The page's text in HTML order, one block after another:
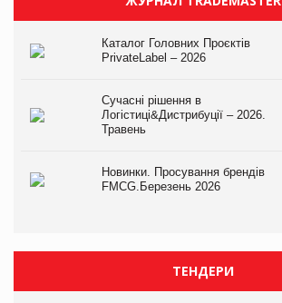
Каталог Головних Проєктів
PrivateLabel – 2026
Сучасні рішення в
Логістиці&Дистрибуції – 2026.
Травень
Новинки. Просування брендів
FMCG.Березень 2026
ТЕНДЕРИ